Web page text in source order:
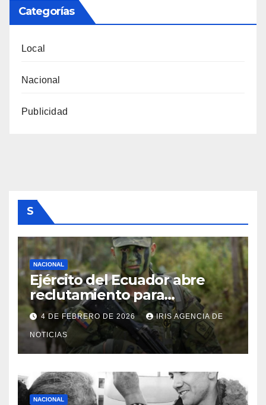
Categorías
Local
Nacional
Publicidad
S
NACIONAL
Ejército del Ecuador abre
reclutamiento para
bachilleres a partir de este
viernes 6 de febrero
4 DE FEBRERO DE 2026 IRIS AGENCIA DE
NOTICIAS
NACIONAL